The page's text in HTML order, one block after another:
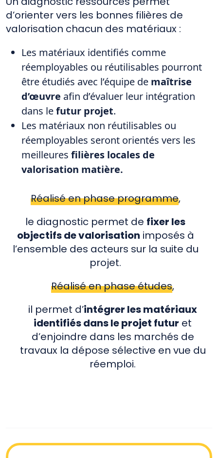
d’orienter vers les bonnes filières de
valorisation chacun des matériaux :
Les matériaux identifiés comme
réemployables ou réutilisables pourront
être étudiés avec l’équipe de maîtrise
d’œuvre afin d’évaluer leur intégration
dans lefutur projet.
Les matériaux non réutilisables ou
réemployables seront orientés vers les
meilleures filières locales de
valorisation matière.
Réalisé en phase programme,
le diagnostic permet de fixer les
objectifs de valorisation imposés à
l’ensemble des acteurs sur la suite du
projet.
Réalisé en phase études,
il permet d’intégrer les matériaux
identifiés dans le projet futur et
d’enjoindre dans les marchés de
travaux la dépose sélective en vue du
réemploi.